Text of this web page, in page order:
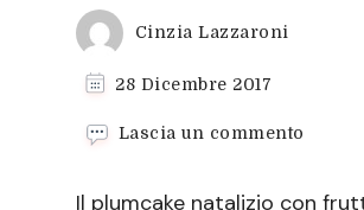
Cinzia Lazzaroni
28 Dicembre 2017
Lascia un commento
Il plumcake natalizio con